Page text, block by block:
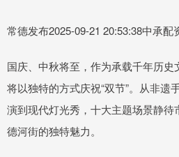
常德发布2025-09-21 20:53:38中承配
国庆、中秋将至，作为承载千年历
将以独特的方式庆祝“双节”。从非遗
演到现代灯光秀，十大主题场景静待
德河街的独特魅力。